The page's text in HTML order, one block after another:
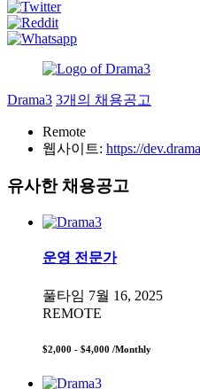
Drama3 3개의 채용공고
Remote
웹사이트: https://
유사한 채용공고
운영 전문가
풀타임 7월 16, 2025
REMOTE
$2,000 - $4,000 /Monthly